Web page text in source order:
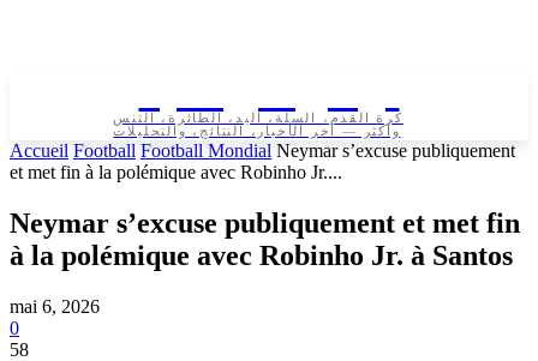
كرة القدم، السلة، اليد، الطائرة، التنس
وأكثر — آخر الأخبار، النتائج، والتحليلات
Accueil Football Football Mondial Neymar s’excuse publiquement
et met fin à la polémique avec Robinho Jr....
Neymar s’excuse publiquement et met fin
à la polémique avec Robinho Jr. à Santos
mai 6, 2026
0
58